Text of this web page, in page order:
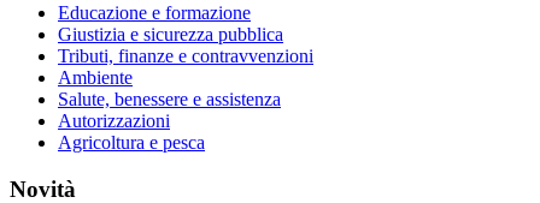
Educazione e formazione
Giustizia e sicurezza pubblica
Tributi, finanze e contravvenzioni
Ambiente
Salute, benessere e assistenza
Autorizzazioni
Agricoltura e pesca
Novità